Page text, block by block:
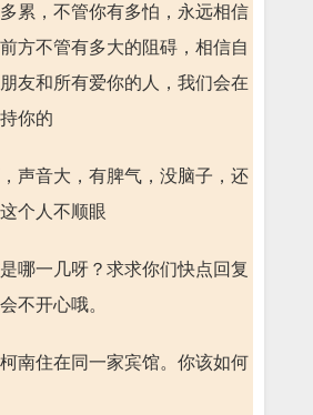
累，不管你有多怕，永远相信
方不管有多大的阻碍，相信自
友和所有爱你的人，我们会在
你的
声音大，有脾气，没脑子，还
个人不顺眼
哪一几呀？求求你们快点回复
不开心哦。
南住在同一家宾馆。你该如何